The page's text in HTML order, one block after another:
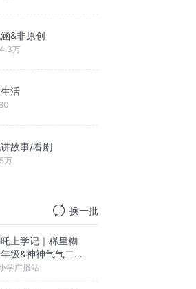
&非原创
万
活
故事/看剧
万
换一批
上学记｜稀里糊
级&神神气气二年
学广播站